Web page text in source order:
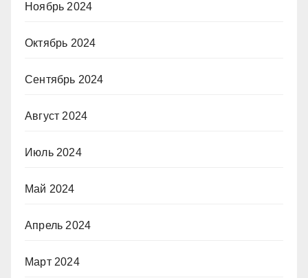
Ноябрь 2024
Октябрь 2024
Сентябрь 2024
Август 2024
Июль 2024
Май 2024
Апрель 2024
Март 2024